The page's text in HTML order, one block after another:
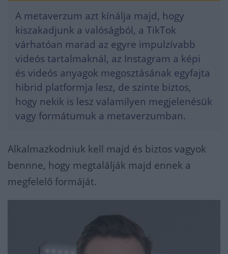
A metaverzum azt kínálja majd, hogy
kiszakadjunk a valóságból, a TikTok
várhatóan marad az egyre impulzívabb
videós tartalmaknál, az Instagram a képi
és videós anyagok megosztásának egyfajta
hibrid platformja lesz, de szinte biztos,
hogy nekik is lesz valamilyen megjelenésük
vagy formátumuk a metaverzumban.
Alkalmazkodniuk kell majd és biztos vagyok
bennne, hogy megtalálják majd ennek a
megfelelő formáját.